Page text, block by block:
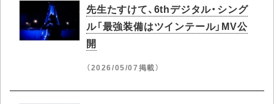
先生たすけて、6thデジタル・シング
ル「最強装備はツインテール」MV公
開
（2026/05/07掲載）